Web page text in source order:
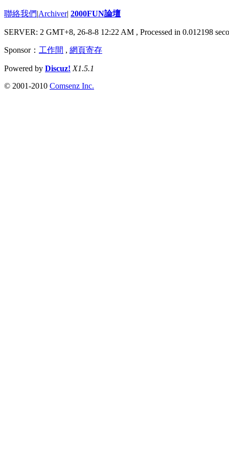
聯絡我們|Archiver| 2000FUN論壇
SERVER: 2 GMT+8, 26-8-8 12:22 AM , Processed in 0.012198
Sponsor： 工作間 , 網頁寄存
Powered by Discuz! X1.5.1
© 2001-2010 Comsenz Inc.